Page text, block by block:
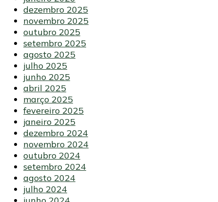
dezembro 2025
novembro 2025
outubro 2025
setembro 2025
agosto 2025
julho 2025
junho 2025
abril 2025
março 2025
fevereiro 2025
janeiro 2025
dezembro 2024
novembro 2024
outubro 2024
setembro 2024
agosto 2024
julho 2024